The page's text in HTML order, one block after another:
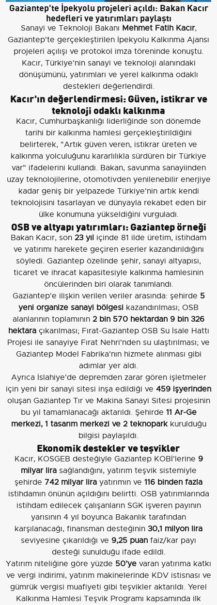
Gaziantep'te İpekyolu projeleri açıldı: Bakan Kacır
hedefleri ve yatırımları paylaştı
Sanayi ve Teknoloji Bakanı Mehmet Fatih Kacır,
Gaziantep'te gerçekleştirilen İpekyolu Kalkınma Ajansı
projeleri açılışı ve protokol imza töreninde konuştu.
Kacır, Türkiye'nin sanayi ve teknoloji alanındaki
dönüşümünü, yatırımları ve yerel kalkınma odaklı
destekleri değerlendirdi.
Kacır'ın değerlendirmesi: Güven, istikrar ve
teknoloji odaklı kalkınma
Kacır, Cumhurbaşkanlığı liderliğinde son dönemde
tarihi bir kalkınma hamlesi gerçekleştirildiğini
belirterek, "Artık güven veren, istikrar üreten ve
kalkınma yolculuğunu kararlılıkla sürdüren bir Türkiye
var" ifadelerini kullandı. Bakan, savunma sanayiinden
uzay teknolojilerine, otomotivden yenilenebilir enerjiye
kadar geniş bir yelpazede Türkiye'nin artık kendi
teknolojisini tasarlayan ve dünyayla rekabet eden bir
ülke konumuna yükseldiğini vurguladı.
OSB ve altyapı yatırımları: Gaziantep örneği
Bakan Kacır, son 23 yıl içinde 81 ilde üretim, istihdam
ve yatırımı harekete geçiren eserler kazandırıldığını
söyledi. Gaziantep özelinde şehir, sanayi altyapısı,
ticaret ve ihracat kapasitesiyle kalkınma hamlesinin
öncülerinden biri olarak tanımlandı.
Gaziantep'e ilişkin verilen veriler arasında: şehirde 5
yeni organize sanayi bölgesi kazandırılması; OSB
alanlarının toplamının 2 bin 570 hektardan 9 bin 326
hektaraçıkarılması; Fırat-Gaziantep OSB Su İsale Hattı
Projesi ile sanayiye Fırat Nehri'nden su ulaştırılması; ve
Gaziantep Model Fabrika'nın hizmete alınması gibi
adımlar yer aldı.
Ayrıca İslahiye'de depremden zarar gören işletmeler
için yeni bir sanayi sitesi inşa edildiği ve 459 işyerinden
oluşan Gaziantep Tır ve Makina Sanayi Sitesi projesinin
bu yıl tamamlanacağı aktarıldı. Şehirde 11 Ar-Ge
merkezi, 1 tasarım merkezi ve 2 teknoparkkurulduğu
bilgisi paylaşıldı.
Ekonomik destekler ve teşvikler
Kacır, KOSGEB desteğiyle Gaziantep KOBİ'lerine 9
milyar lirasağlandığını, yatırım teşvik sistemiyle
şehirde 742 milyar lira yatırımın ve 116 binden fazla
istihdamın önünün açıldığını belirtti. OSB yatırımlarında
istihdam edilecek çalışanların SGK işveren payının
yarısının 4 yıl boyunca Bakanlık tarafından
karşılanacağı, finansman desteğinin 30,1 milyon lira
seviyesine çıkarıldığı ve 9,25 puan faiz/kar payı
desteği sunulduğu ifade edildi.
Yatırım niteliğine göre yüzde 50’ye varan yatırıma katkı
ve vergi indirimi, yatırım makinelerinde KDV istisnası ve
gümrük vergisi muafiyeti gibi teşvikler aktarıldı. Yerel
Kalkınma Hamlesi Teşvik Programı kapsamında ilk